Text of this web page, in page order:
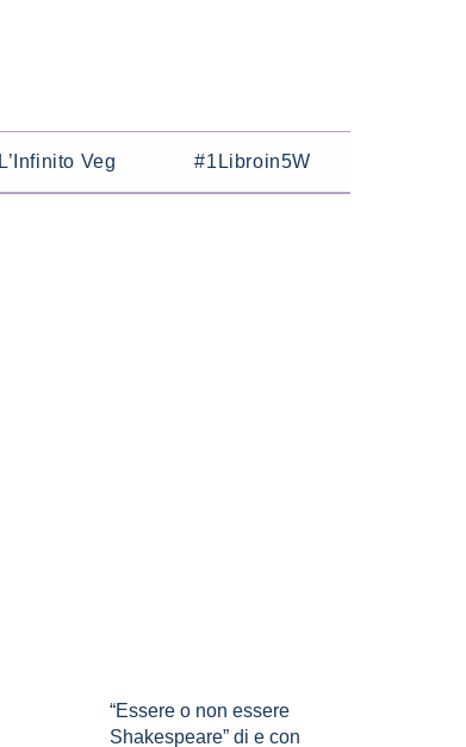
L’Infinito Veg #1Libroin5W
“Essere o non essere
Shakespeare” di e con